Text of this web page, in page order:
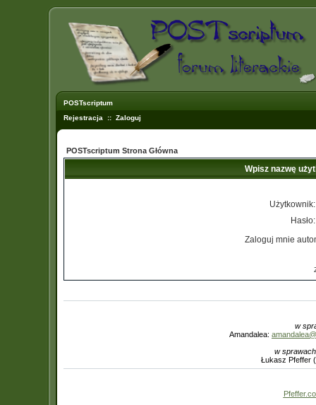
POSTscriptum
Rejestracja :: Zaloguj
POSTscriptum Strona Główna
Wpisz nazwę
Użytkownik:
Hasło:
Zaloguj mnie
w
Amandalea:
w
Łukasz Pfeffer